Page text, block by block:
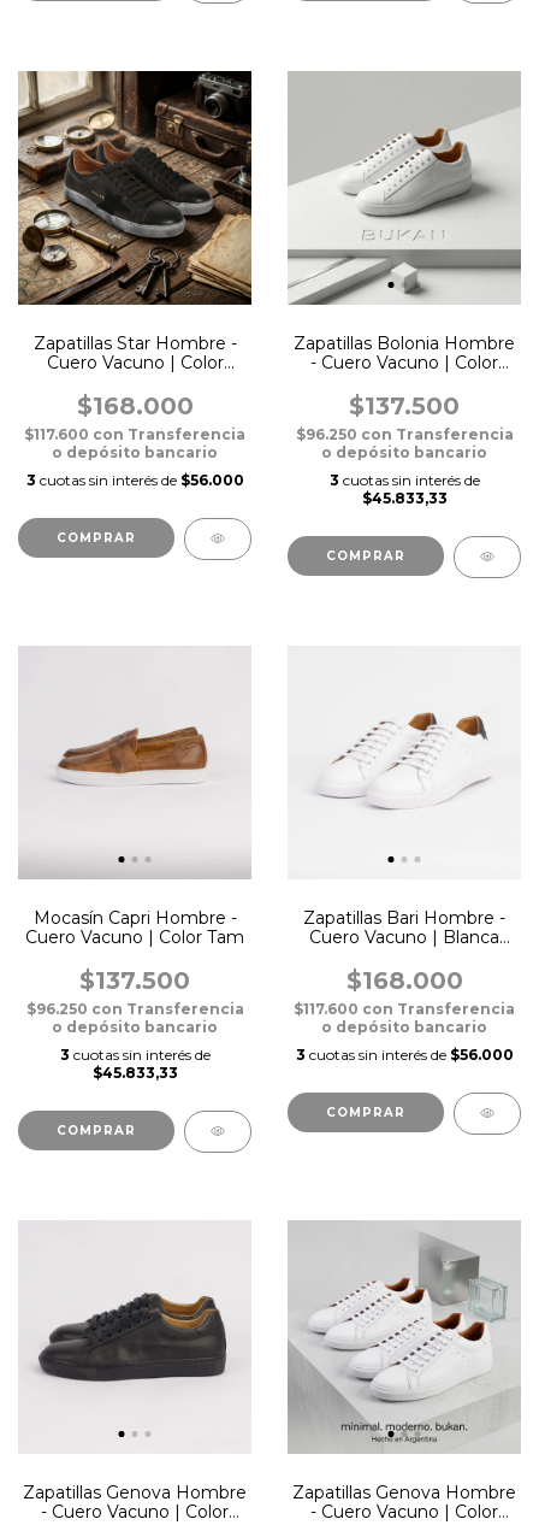
Zapatillas Star Hombre -
Cuero Vacuno | Color
$168.000
$117.600 con Transferencia
o depósito bancario
3 cuotas sin interés de $56.000
COMPRAR
Zapatillas Bolonia Hombre
- Cuero Vacuno | Color
$137.500
$96.250 con Transferencia
o depósito bancario
3 cuotas sin interés de
$45.833,33
COMPRAR
Mocasín Capri Hombre -
Cuero Vacuno | Color Tam
$137.500
$96.250 con Transferencia
o depósito bancario
3 cuotas sin interés de
$45.833,33
COMPRAR
Zapatillas Bari Hombre -
Cuero Vacuno | Blanca
$168.000
$117.600 con Transferencia
o depósito bancario
3 cuotas sin interés de $56.000
COMPRAR
Zapatillas Genova Hombre
- Cuero Vacuno | Color
Zapatillas Genova Hombre
- Cuero Vacuno | Color